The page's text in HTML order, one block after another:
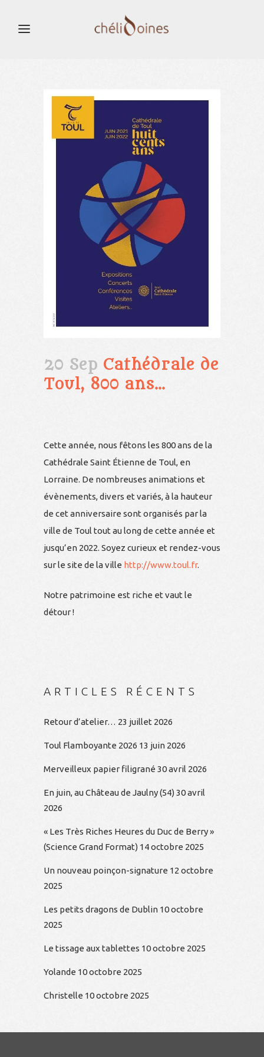
20 Sep Cathédrale de
Toul, 800 ans…
Cette année, nous fêtons les 800 ans de la
Cathédrale Saint Étienne de Toul, en
Lorraine. De nombreuses animations et
évènements, divers et variés, à la hauteur
de cet anniversaire sont organisés par la
ville de Toul tout au long de cette année et
jusqu’en 2022. Soyez curieux et rendez-vous
sur le site de la ville http://www.toul.fr.
Notre patrimoine est riche et vaut le
détour !
ARTICLES RÉCENTS
Retour d’atelier… 23 juillet 2026
Toul Flamboyante 2026 13 juin 2026
Merveilleux papier filigrané 30 avril 2026
En juin, au Château de Jaulny (54)30 avril
2026
« Les Très Riches Heures du Duc de Berry »
(Science Grand Format) 14 octobre 2025
Un nouveau poinçon-signature 12 octobre
2025
Les petits dragons de Dublin 10 octobre
2025
Le tissage aux tablettes 10 octobre 2025
Yolande 10 octobre 2025
Christelle 10 octobre 2025